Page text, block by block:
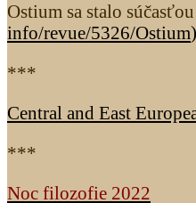
Ostium sa stalo
info/revue/5326/Ostium)
***
Central and East
***
Noc filozofie 2022